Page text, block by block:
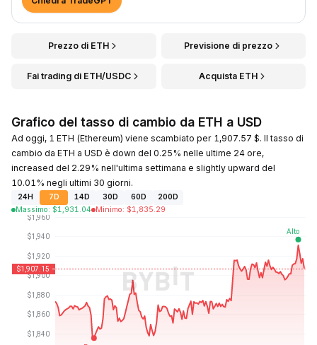
Prezzo di ETH Previsione di prezzo
Fai trading di ETH/USDC Acquista ETH
Grafico del tasso di cambio da ETH a USD
Ad oggi, 1 ETH (Ethereum) viene scambiato per 1,907.57 $. Il tasso di
cambio da ETH a USD è down del 0.25% nelle ultime 24 ore,
increased del 2.29% nell'ultima settimana e slightly upward del
10.01% negli ultimi 30 giorni.
24H 7D 14D 30D 60D
200D
Massimo: $1,931.04 Minimo: $1,835.29